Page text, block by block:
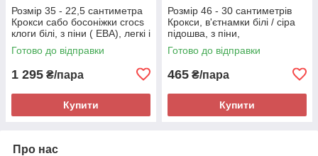
Розмір 35 - 22,5 сантиметра
Крокси сабо босоніжки crocs
клоги білі, з піни ( ЕВА), легкі і
зручні
Готово до відправки
1 295 ₴/пара
Купити
Розмір 46 - 30 сантиметрів
Крокси, в'єтнамки білі / сіра
підошва, з піни,
повнорозмірні JoAm 118314
Готово до відправки
465 ₴/пара
Купити
Про нас